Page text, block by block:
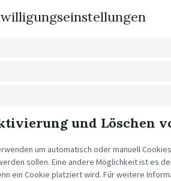
und Löschen
um automatisch oder manuell
sollen. Eine andere Möglichkeit ist es
ein Cookie platziert wird. Für weitere